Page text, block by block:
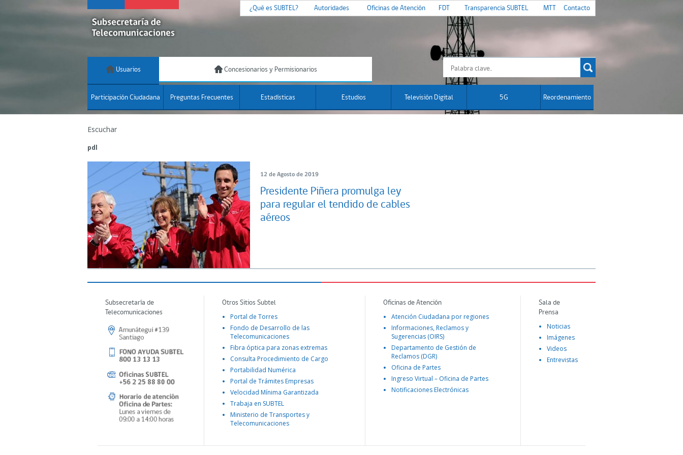
¿Qué es SUBTEL? Autoridades Oficinas de Atención FDT Transparencia SUBTEL MTT Contacto
Usuarios Concesionarios y Permisionarios
Participación Ciudadana Preguntas Frecuentes Estadísticas Estudios Televisión Digital 5G Reordenamiento
Escuchar
pdl
12 de Agosto de 2019
Presidente Piñera promulga ley
para regular el tendido de cables
aéreos
Subsecretaría de
Telecomunicaciones
Otros Sitios Subtel
Portal de Torres
Fondo de Desarrollo de las
Telecomunicaciones
Fibra óptica para zonas extremas
Consulta Procedimiento de Cargo
Portabilidad Numérica
Portal de Trámites Empresas
Velocidad Mínima Garantizada
Trabaja en SUBTEL
Ministerio de Transportes y
Telecomunicaciones
Oficinas de Atención
Atención Ciudadana por regiones
Informaciones, Reclamos y
Sugerencias (OIRS)
Departamento de Gestión de
Reclamos (DGR)
Oficina de Partes
Ingreso Virtual – Oficina de Partes
Notificaciones Electrónicas
Sala de
Prensa
Noticias
Imágenes
Videos
Entrevistas